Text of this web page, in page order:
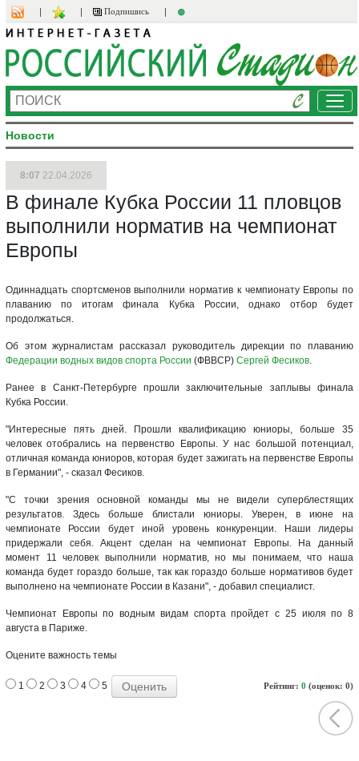
Подпишись
Новости
8:07 22.04.2026
В финале Кубка России 11 пловцов
выполнили норматив на чемпионат
Европы
Одиннадцать спортсменов выполнили норматив к чемпионату Европы по
плаванию по итогам финала Кубка России, однако отбор будет
продолжаться.
Об этом журналистам рассказал руководитель дирекции по плаванию
Федерации водных видов спорта России (ФВВСР) Сергей Фесиков.
Ранее в Санкт-Петербурге прошли заключительные заплывы финала
Кубка России.
"Интересные пять дней. Прошли квалификацию юниоры, больше 35
человек отобрались на первенство Европы. У нас большой потенциал,
отличная команда юниоров, которая будет зажигать на первенстве Европы
в Германии", - сказал Фесиков.
"С точки зрения основной команды мы не видели суперблестящих
результатов. Здесь больше блистали юниоры. Уверен, в июне на
чемпионате России будет иной уровень конкуренции. Наши лидеры
придержали себя. Акцент сделан на чемпионат Европы. На данный
момент 11 человек выполнили норматив, но мы понимаем, что наша
команда будет гораздо больше, так как гораздо больше нормативов будет
выполнено на чемпионате России в Казани", - добавил специалист.
Чемпионат Европы по водным видам спорта пройдет с 25 июля по 8
августа в Париже.
Оцените важность темы
Рейтинг: 0 (оценок: 0)
1 2 3 4 5